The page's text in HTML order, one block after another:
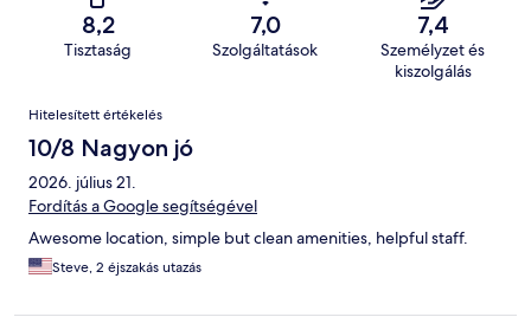
8,2
Tisztaság
7,0
Szolgáltatások
7,4
Személyzet és
kiszolgálás
Értékelések
Hitelesített értékelés
10/8 Nagyon jó
2026. július 21.
Fordítás a Google segítségével
Awesome location, simple but clean amenities, helpful staff.
Steve, 2 éjszakás utazás